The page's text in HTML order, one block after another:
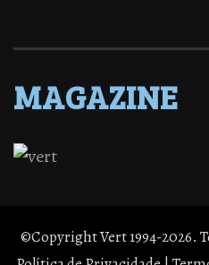
MAGAZINE
©Copyright Vert 1994-2026.